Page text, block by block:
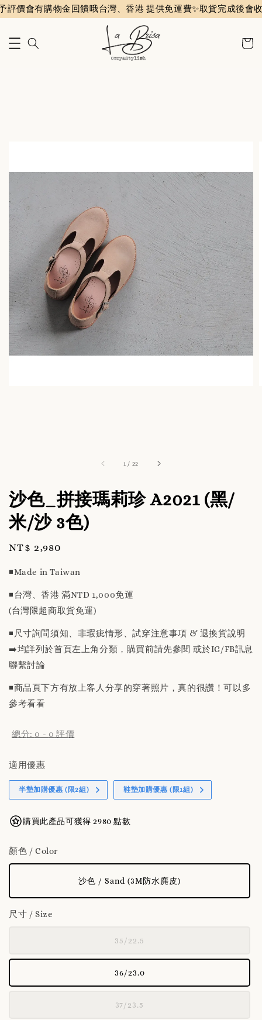
購物金回饋哦台灣、香港 提供免運費✨️取貨完成後會收到評價
1 / 22
沙色_拼接瑪莉珍 A2021 (黑/
米/沙 3色)
Regular
NT$ 2,980
◾️Made in Taiwan
◾️台灣、香港 滿NTD 1,000免運
(台灣限超商取貨免運)
◾️尺寸詢問須知、非瑕疵情形、試穿注意事項 & 退換貨說明
➡️均詳列於首頁左上角分類，購買前請先參閱 或於IG/FB訊息
聯繫討論
◾️商品頁下方有放上客人分享的穿著照片，真的很讚！可以多
參考看看
總分: 0 - 0 評價
適用優惠
半墊加購優惠 (限2組) 鞋墊加購優惠 (限1組)
購買此產品可獲得 2980 點數
顏色 / Color
沙色 / Sand (3M防水麂皮)
尺寸 / Size
35/22.5
36/23.0
37/23.5